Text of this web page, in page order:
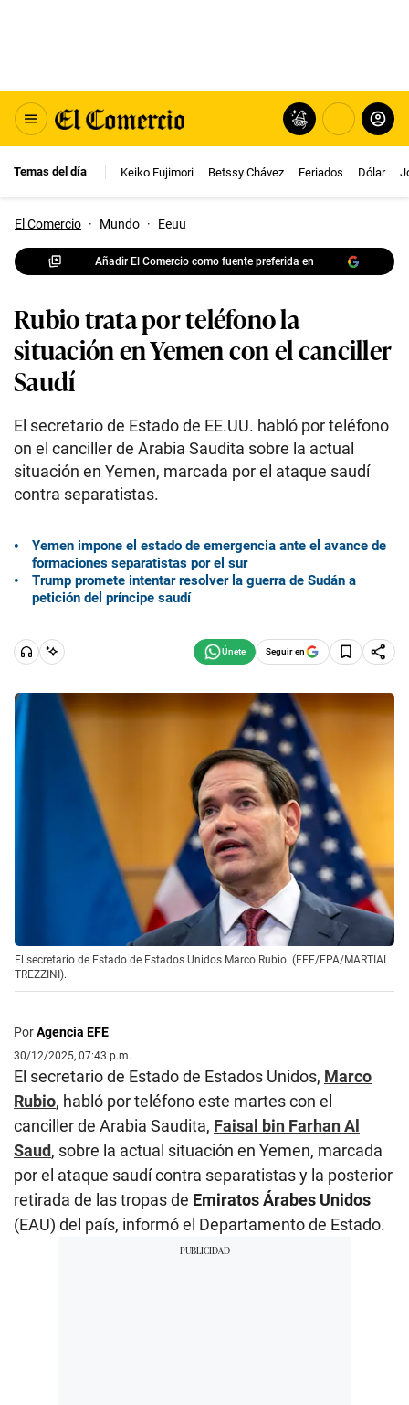
Temas del día Keiko Fujimori Betssy Chávez Feriados Dólar
El Comercio · Mundo · Eeuu
Añadir El Comercio como fuente preferida en
Rubio trata por teléfono la
situación en Yemen con el canciller
Saudí
El secretario de Estado de EE.UU. habló por teléfono
on el canciller de Arabia Saudita sobre la actual
situación en Yemen, marcada por el ataque saudí
contra separatistas.
Yemen impone el estado de emergencia ante el avance de
formaciones separatistas por el sur
Trump promete intentar resolver la guerra de Sudán a
petición del príncipe saudí
Seguir en
El secretario de Estado de Estados Unidos Marco Rubio. (EFE/EPA/MARTIAL
TREZZINI).
PorAgencia EFE
30/12/2025, 07:43 p.m.
El secretario de Estado de Estados Unidos, Marco
Rubio, habló por teléfono este martes con el
canciller de Arabia Saudita, Faisal bin Farhan Al
Saud, sobre la actual situación en Yemen, marcada
por el ataque saudí contra separatistas y la posterior
retirada de las tropas de Emiratos Árabes Unidos
(EAU) del país, informó el Departamento de Estado.